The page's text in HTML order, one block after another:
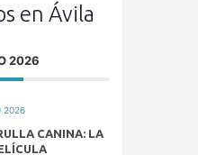
en Ávila
2026
2026
CANINA: LA